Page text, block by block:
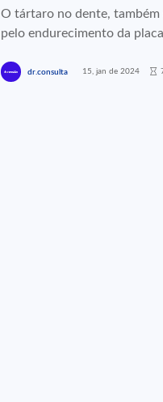
O tártaro no dente, também
pelo endurecimento da
dr.consulta 15, jan de 2024